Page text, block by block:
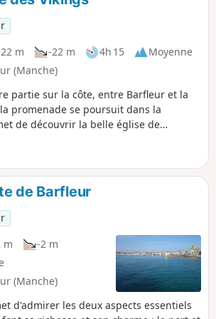
m -22 m 4h 15
Moyenne
(Manche)
partie sur la côte, entre Barfleur et la
promenade se poursuit dans la
de découvrir la belle église de
de Barfleur
m
-2 m
(Manche)
d'admirer les deux aspects essentiels